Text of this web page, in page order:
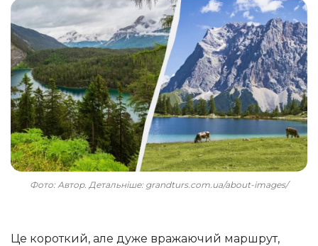
Фото: Автор. Детальніше: grandturs.com.ua/about-images/
Це короткий, але дуже вражаючий маршрут,